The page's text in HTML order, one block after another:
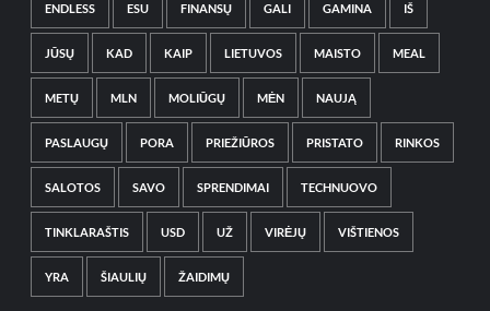
ENDLESS ESU FINANSŲ GALI GAMINA IŠ
JŪSŲ KAD KAIP LIETUVOS MAISTO MEAL
METŲ MLN MOLIŪGŲ MĖN NAUJĄ
PASLAUGŲ PORA PRIEŽIŪROS PRISTATO RINKOS
SALOTOS SAVO SPRENDIMAI TECHNUOVO
TINKLARAŠTIS USD UŽ VIRĖJŲ VIŠTIENOS
YRA ŠIAULIŲ ŽAIDIMŲ